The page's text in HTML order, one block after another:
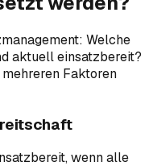
Welche
aktuell einsatzbereit?
Faktoren
wenn alle